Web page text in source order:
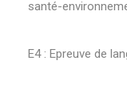
santé-
E4 : Epreuve de